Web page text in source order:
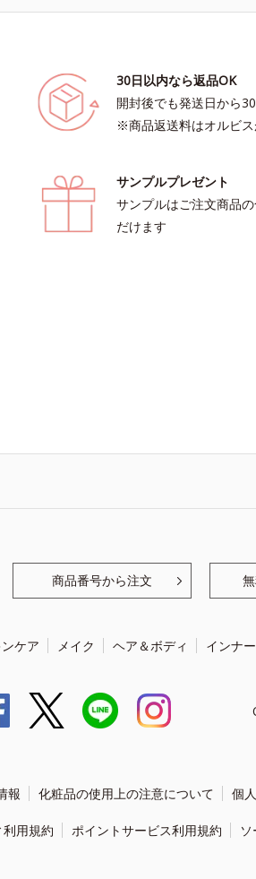
30日以内なら返品OK
開封後でも発送日から
※商品返送料はオルビ
サンプルプレゼント
サンプルはご注文商品
だけます
商品番号から注文
ケア メイク ヘア＆ボディ インナ
報 化粧品の使用上の注意について 個
用規約 ポイントサービス利用規約